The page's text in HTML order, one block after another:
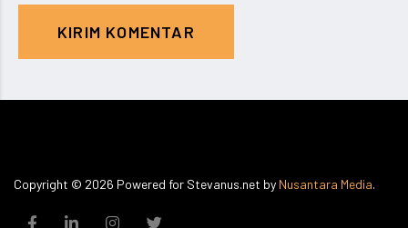
KIRIM KOMENTAR
Copyright © 2026 Powered for Stevanus.net by Nusantara Media.